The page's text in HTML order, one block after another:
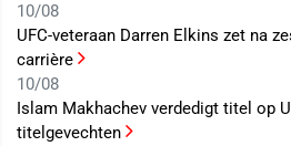
10/08
UFC-veteraan Darren Elkins zet na
carrière
10/08
Islam Makhachev verdedigt titel op
titelgevechten